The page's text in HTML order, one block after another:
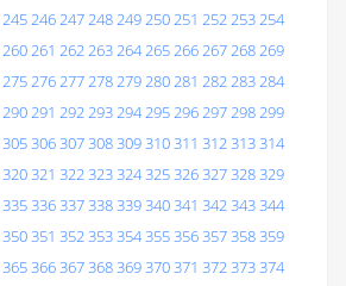
245246247248249250251 252253254
260261 262263264265266267268269
275276277278279280281 282283284
290291 292293294295296297298299
305306307308309310311 312313314
320321 322323324325326327328329
335336337338339340341 342343344
350351 352353354355356357358359
365366367368369370371 372373374